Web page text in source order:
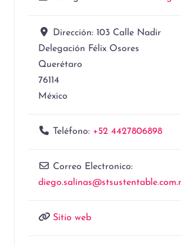
Dirección: 103 Calle Nadir
Delegación Félix Osores
Querétaro
76114
México
Teléfono: +52 4427806898
Correo Electronico:
diego.salinas@
Sitio web